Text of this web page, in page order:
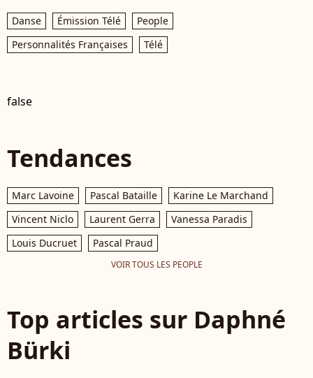
Danse Émission Télé
People
Personnalités Françaises
Télé
false
Tendances
Marc Lavoine Pascal Bataille
Karine Le Marchand
Vincent Niclo
Laurent Gerra
Vanessa Paradis
Louis Ducruet
Pascal Praud
VOIR TOUS LES PEOPLE
Top articles sur Daphné
Bürki